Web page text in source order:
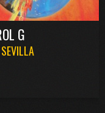
G